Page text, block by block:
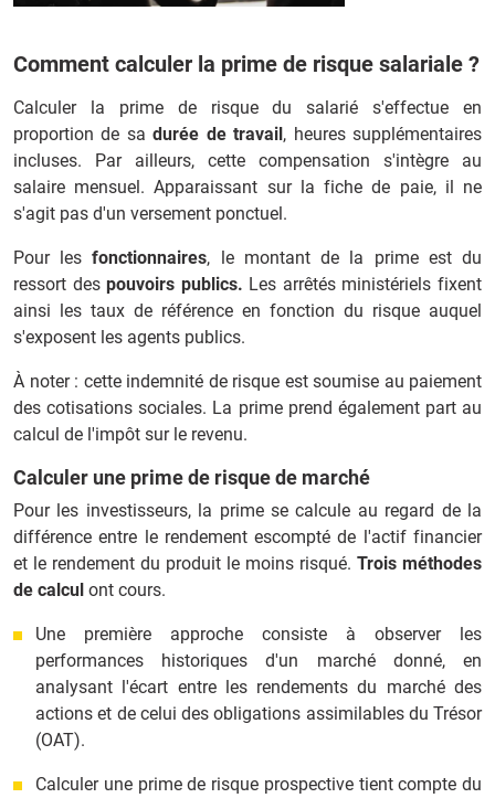
Comment calculer la prime de risque salariale ?
Calculer la prime de risque du salarié s'effectue en
proportion de sadurée de travail, heures supplémentaires
incluses. Par ailleurs, cette compensation s'intègre au
salaire mensuel. Apparaissant sur la fiche de paie, il ne
s'agit pas d'un versement ponctuel.
Pour les fonctionnaires, le montant de la prime est du
ressort despouvoirs publics. Les arrêtés ministériels fixent
ainsi les taux de référence en fonction du risque auquel
s'exposent les agents publics.
À noter : cette indemnité de risque est soumise au paiement
des cotisations sociales. La prime prend également part au
calcul de l'impôt sur le revenu.
Calculer une prime de risque de marché
Pour les investisseurs, la prime se calcule au regard de la
différence entre le rendement escompté de l'actif financier
et le rendement du produit le moins risqué. Trois méthodes
de calcul ont cours.
Une première approche consiste à observer les
performances historiques d'un marché donné, en
analysant l'écart entre les rendements du marché des
actions et de celui des obligations assimilables du Trésor
(OAT).
Calculer une prime de risque prospective tient compte du